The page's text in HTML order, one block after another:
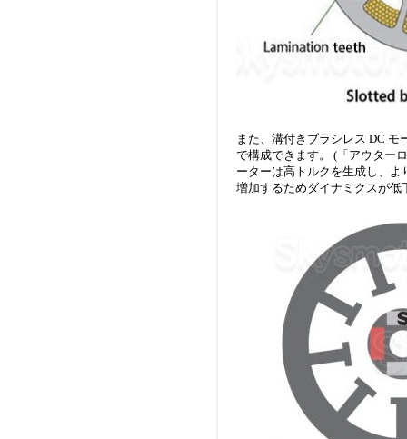
また、溝付きブラシレス DC
で構成できます。 (「アウター
ーターは高トルクを生成し、
増加するためダイナミクスが低